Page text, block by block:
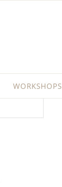
WORKSHOPS